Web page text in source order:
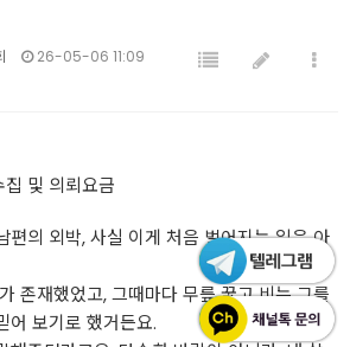
26-05-06 11:09
및 의뢰요금
편의 외박, 사실 이게 처음 벌어지는 일은 아
존재했었고, 그때마다 무릎 꿇고 비는 그를
어 보기로 했거든요.